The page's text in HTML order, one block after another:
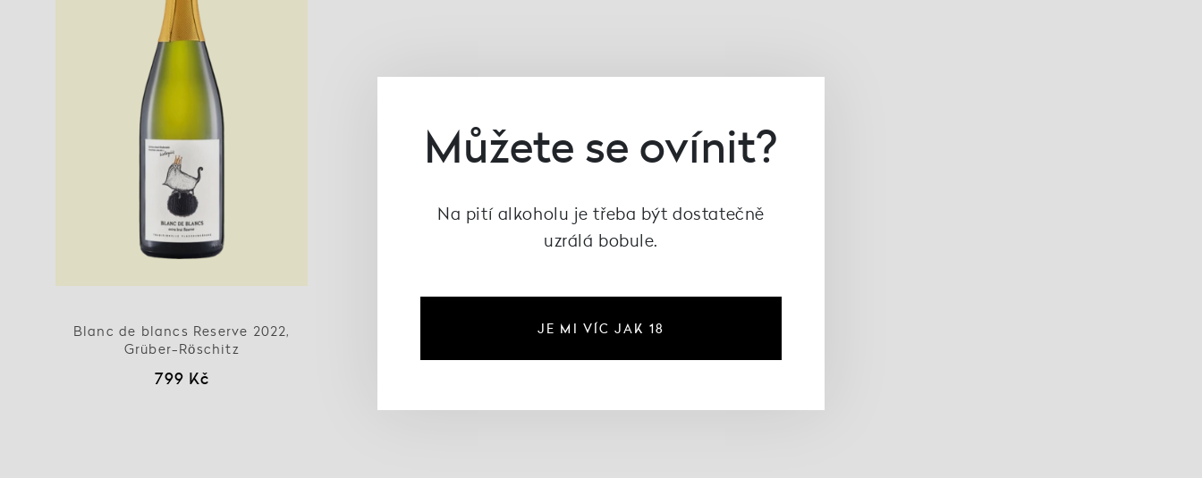
Blanc de blancs Reserve 2022,
Grüber-Röschitz
799 Kč
Můžete se ovínit?
Na pití alkoholu je třeba být dostatečně
uzrálá bobule.
JE MI VÍC JAK 18